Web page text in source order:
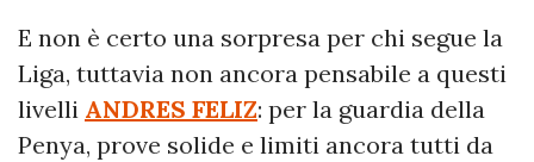
E non è certo una sorpresa per chi segue la
Liga, tuttavia non ancora pensabile a questi
livelli ANDRES FELIZ: per la guardia della
Penya, prove solide e limiti ancora tutti da